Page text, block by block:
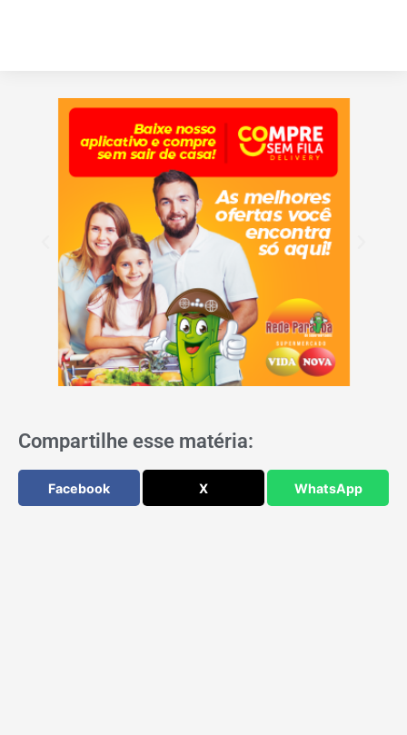
Compartilhe esse matéria:
Facebook X WhatsApp